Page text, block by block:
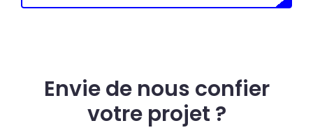
Envie de nous confier
votre projet ?